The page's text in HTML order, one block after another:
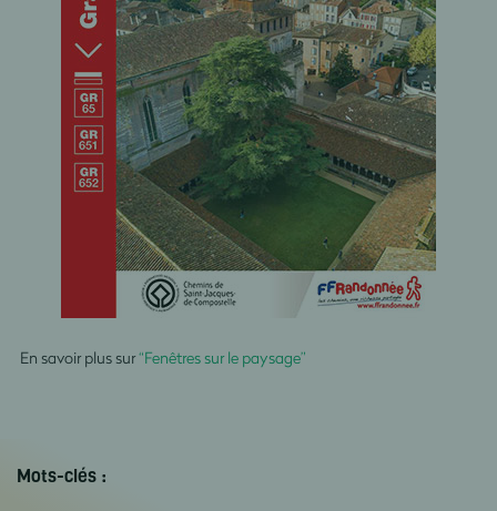
En savoir plus sur“Fenêtres sur le paysage”
Mots-clés :